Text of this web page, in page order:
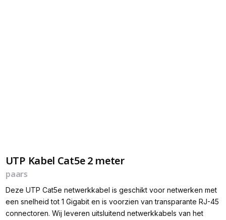
UTP Kabel Cat5e 2 meter
paars
Deze UTP Cat5e netwerkkabel is geschikt voor netwerken met
een snelheid tot 1 Gigabit en is voorzien van transparante RJ-45
connectoren. Wij leveren uitsluitend netwerkkabels van het